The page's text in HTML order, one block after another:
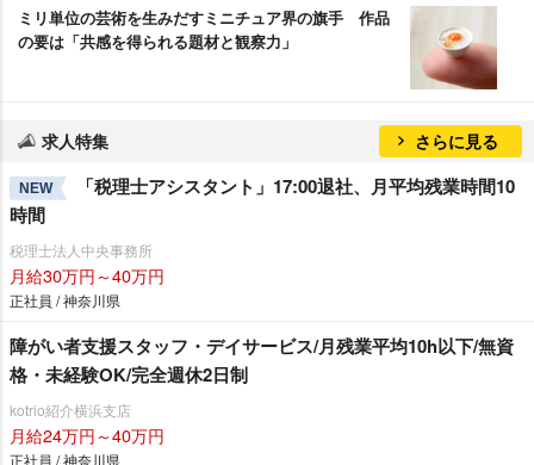
ミリ単位の芸術を生みだすミニチュア界の旗手 作品
の要は「共感を得られる題材と観察力」
求人特集 さらに見る
NEW
「税理士アシスタント」17:00退社、月平均残業時間10
時間
税理士法人中央事務所
月給30万円～40万円
正社員 / 神奈川県
障がい者支援スタッフ・デイサービス/月残業平均10h以下/無資
格・未経験OK/完全週休2日制
kotrio紹介横浜支店
月給24万円～40万円
正社員 / 神奈川県